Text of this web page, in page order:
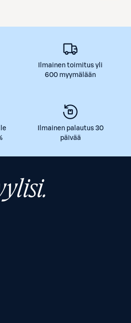
Ilmainen toimitus yli
600 myymälään
Ilmainen palautus 30
päivää